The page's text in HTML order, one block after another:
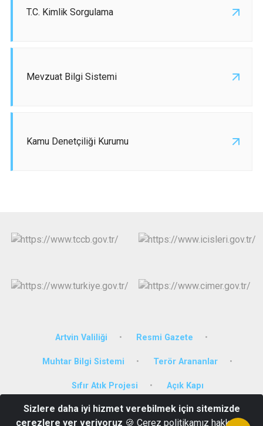
T.C. Kimlik Sorgulama
Mevzuat Bilgi Sistemi
Kamu Denetçiliği Kurumu
Artvin Valiliği Resmi Gazete
Muhtar Bilgi Sistemi Terör Arananlar
Sıfır Atık Projesi Açık Kapı
Hükümet Konağı Merkez Mah. Mustafa Kemal Cad. No.1 Kat.3
Sizlere daha iyi hizmet verebilmek için sitemizde
çerezlere yer veriyoruz 🍪 Çerez politikamız hakkında